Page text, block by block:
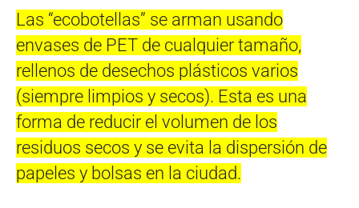
Las “ecobotellas” se arman usando
envases de PET de cualquier tamaño,
rellenos de desechos plásticos varios
(siempre limpios y secos). Esta es una
forma de reducir el volumen de los
residuos secos y se evita la dispersión de
papeles y bolsas en la ciudad.